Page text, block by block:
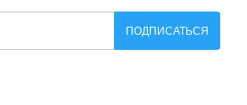
ПОДПИСАТЬСЯ